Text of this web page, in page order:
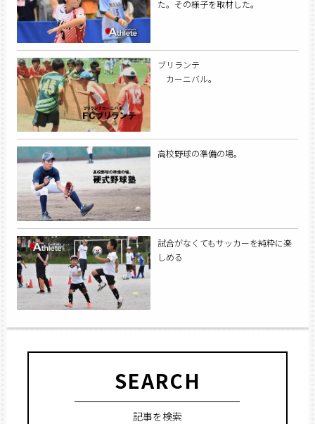
た。その様子を取材した。
ブリランテ
カーニバル。
高校野球の準備の場。
試合がなくてもサッカーを純粋に楽
しめる
SEARCH
記事を検索